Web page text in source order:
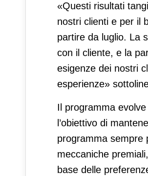
«Questi risultati
nostri clienti e per il
partire da luglio. La
con il cliente, e la
esigenze dei nostri
esperienze»
Il programma
l’obiettivo di
programma sempre
meccaniche
base delle